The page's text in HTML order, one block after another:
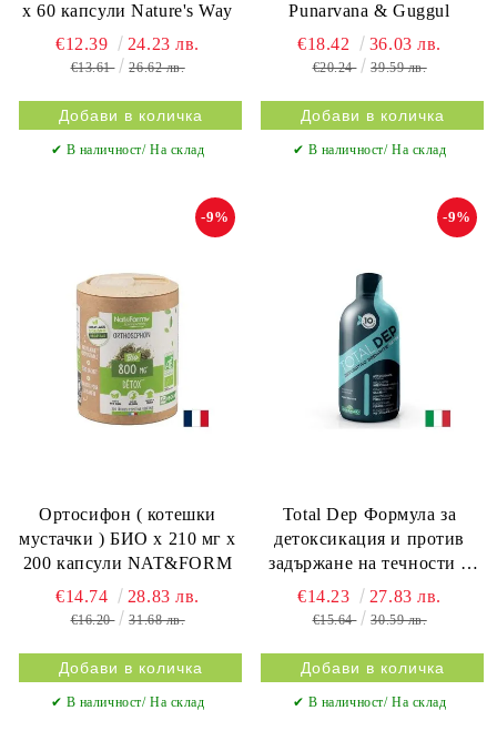
х 60 капсули Nature's Way
€12.39
24.23 лв.
€13.61 26.62 лв.
✔ В наличност/ На склад
Punarvana & Guggul
€18.42
36.03 лв.
€20.24 39.59 лв.
✔ В наличност/ На склад
Ортосифон ( котешки
мустачки ) БИО х 210 мг х
200 капсули NAT&FORM
-9%
€14.74 28.83 лв.
€16.20 31.68 лв.
✔ В наличност/ На склад
Total Dep Формула за
детоксикация и против
задържане на течности х
500 мл Naturando
-9%
€14.23 27.83 лв.
€15.64 30.59 лв.
✔ В наличност/ На склад